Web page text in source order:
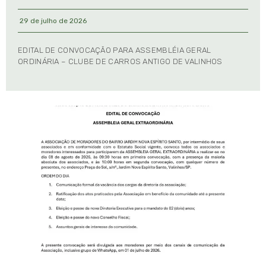
29 de julho de 2026
EDITAL DE CONVOCAÇÃO PARA ASSEMBLÉIA GERAL
ORDINÁRIA – CLUBE DE CARROS ANTIGO DE VALINHOS